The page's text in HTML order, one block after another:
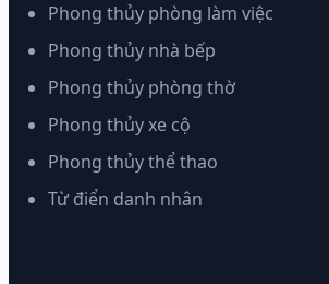
Phong thủy phòng làm việc
Phong thủy nhà bếp
Phong thủy phòng thờ
Phong thủy xe cộ
Phong thủy thể thao
Từ điển danh nhân